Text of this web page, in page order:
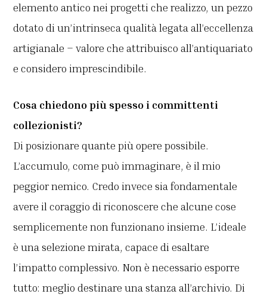
elemento antico nei progetti che realizzo, un pezzo
dotato di un’intrinseca qualità legata all’eccellenza
artigianale – valore che attribuisco all’antiquariato
e considero imprescindibile.
Cosa chiedono più spesso i committenti
collezionisti?
Di posizionare quante più opere possibile.
L’accumulo, come può immaginare, è il mio
peggior nemico. Credo invece sia fondamentale
avere il coraggio di riconoscere che alcune cose
semplicemente non funzionano insieme. L’ideale
è una selezione mirata, capace di esaltare
l’impatto complessivo. Non è necessario esporre
tutto: meglio destinare una stanza all’archivio. Di